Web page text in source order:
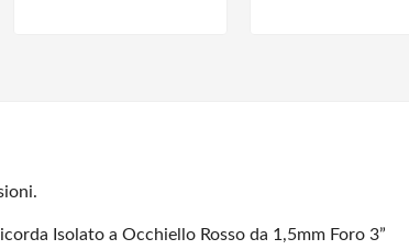
Isolato a Occhiello Rosso da 1,5mm Foro 3”